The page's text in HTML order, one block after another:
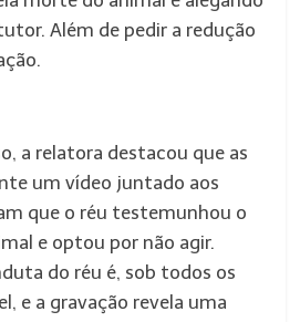
Além de pedir a redução
a relatora destacou que as
um vídeo juntado aos
que o réu testemunhou o
e optou por não agir.
do réu é, sob todos os
e a gravação revela uma